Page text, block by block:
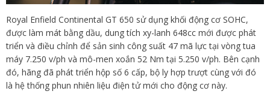
Royal Enfield Continental GT 650 sử dụng khối động cơ SOHC,
được làm mát bằng dầu, dung tích xy-lanh 648cc mới được phát
triển và điều chỉnh để sản sinh công suất 47 mã lực tại vòng tua
máy 7.250 v/ph và mô-men xoắn 52 Nm tại 5.250 v/ph. Bên cạnh
đó, hãng đã phát triển hộp số 6 cấp, bộ ly hợp trượt cùng với đó
là hệ thống phun nhiên liệu điện tử mới cho động cơ này.